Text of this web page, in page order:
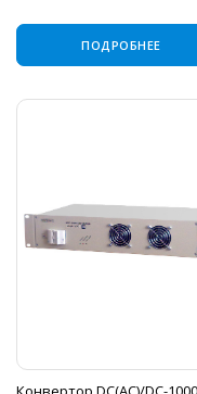
ПОДРОБНЕЕ